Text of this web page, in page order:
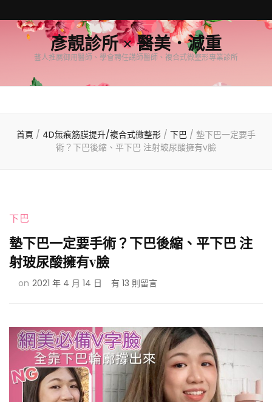
彥靚診所 × 醫美．減重
藝人推薦御用醫師、學會聘任講師醫師、複合式微整形專業診所
首頁 / 4D無痕筋膜提升/複合式微整形 / 下巴 / 墊下巴一定要手
術？下巴後縮、平下巴 注射玻尿酸擁有v臉
下巴
墊下巴一定要手術？下巴後縮、平下巴 注
射玻尿酸擁有v臉
on 2021 年 4 月 14 日
在
一
定
要
手
術？
有 13 則留言